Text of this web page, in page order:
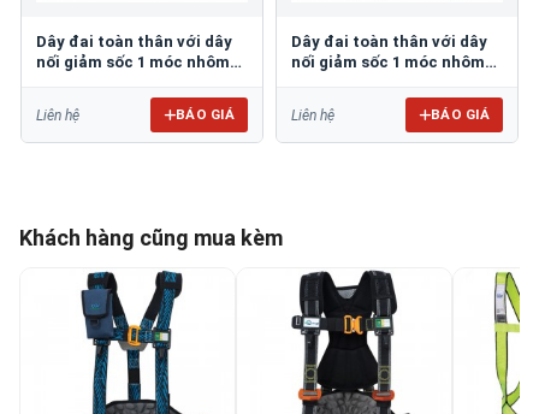
Dây đai toàn thân với dây
nối giảm sốc 1 móc nhôm
Liên hệ BÁO GIÁ
Dây đai toàn thân với dây
nối giảm sốc 1 móc nhôm
Liên hệ BÁO GIÁ
Khách hàng cũng mua kèm